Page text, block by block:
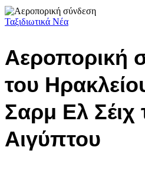
Ταξιδιωτικά Νέα
Αεροπορική
του
Σαρμ Ελ Σέιχ
Αιγύπτου